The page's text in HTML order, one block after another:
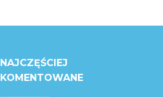
NAJCZĘŚCIEJ
KOMENTOWANE